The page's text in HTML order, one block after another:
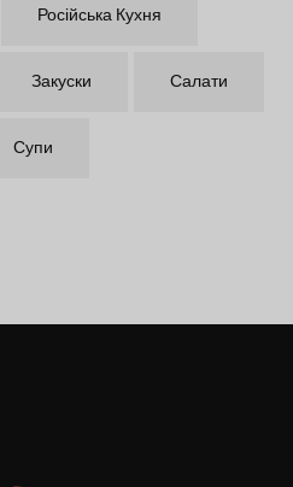
Російська Кухня
Закуски Салати
Супи